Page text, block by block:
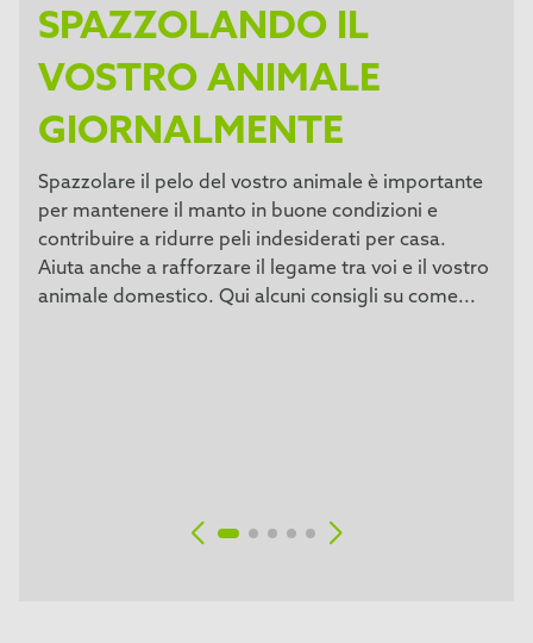
SPAZZOLANDO IL
VOSTRO ANIMALE
GIORNALMENTE
Spazzolare il pelo del vostro animale è importante
per mantenere il manto in buone condizioni e
contribuire a ridurre peli indesiderati per casa.
Aiuta anche a rafforzare il legame tra voi e il vostro
animale domestico. Qui alcuni consigli su come...